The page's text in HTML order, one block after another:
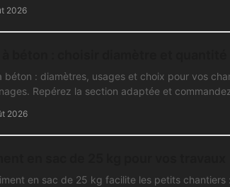
2026
béton : diamètres, usages et choix pour vos
Repérez la section adaptée et
2026
en sac de 25 kg facilite les petits